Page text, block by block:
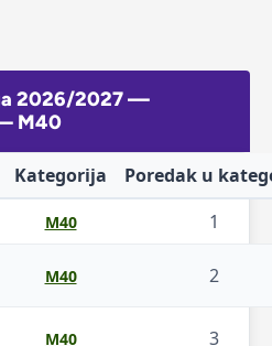
2026/2027 —
M40
Kategorija
Poredak u
M40 1
M40 2
M40 3